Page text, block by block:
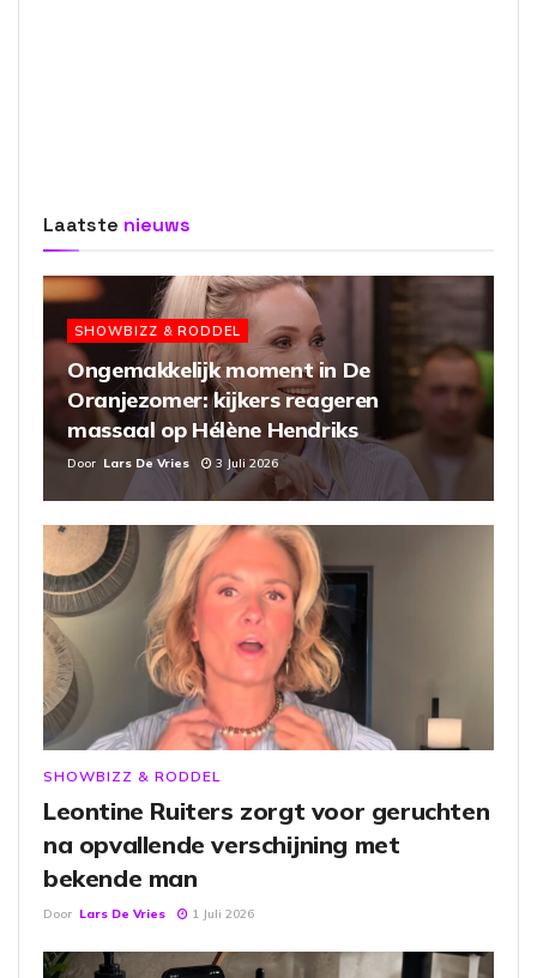
Laatste nieuws
SHOWBIZZ & RODDEL
Ongemakkelijk moment in De
Oranjezomer: kijkers reageren
massaal op Hélène Hendriks
Door Lars De Vries 3 Juli 2026
SHOWBIZZ & RODDEL
Leontine Ruiters zorgt voor geruchten
na opvallende verschijning met
bekende man
Door Lars De Vries 1 Juli 2026